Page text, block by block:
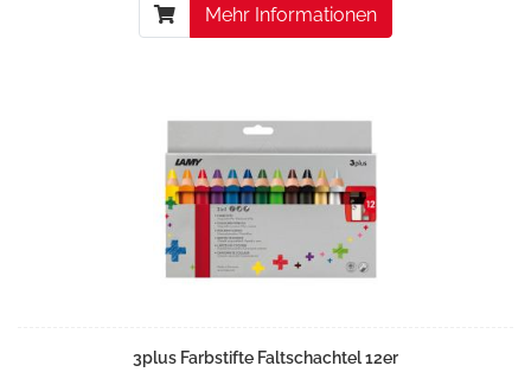
Mehr Informationen
3plus Farbstifte Faltschachtel 12er